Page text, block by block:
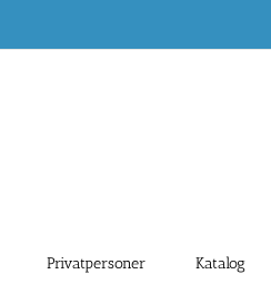
Privatpersoner Katalog